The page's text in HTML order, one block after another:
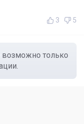
3 5
возможно только